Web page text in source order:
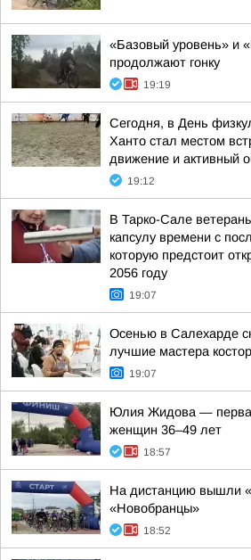
«Базовый уровень» и
продолжают гонку
19:19
Сегодня, в День
Ханто стал местом
движение и активный
19:12
В Тарко-Сале
капсулу времени с
которую предстоит
2056 году
19:07
Осенью в Салехарде
лучшие мастера
19:07
Юлия Жидова —
женщин 36–49 лет
18:57
На дистанцию вышли
«Новобранцы»
18:52